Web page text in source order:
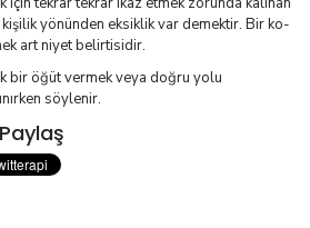
kişilik yönünden eksiklik var demektir. Bir ko­
art niyet belirtisidir.
bir öğüt vermek veya doğru yolu
söylenir.